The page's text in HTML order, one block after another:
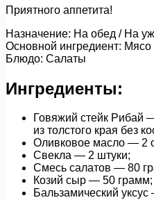
Приятного аппетита!
Назначение: На обед / На
Основной ингредиент:
Блюдо: Салаты
Ингредиенты:
Говяжий стейк Рибай
из толстого края без
Оливковое масло — 2
Свекла — 2 штуки;
Смесь салатов — 80
Козий сыр — 50 грамм;
Бальзамический